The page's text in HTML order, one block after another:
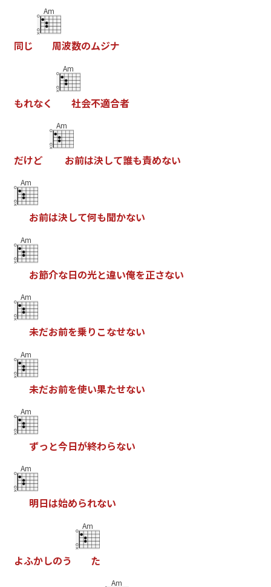
同じ
Am
周波数のムジナ
もれなく
Am
社会不適合者
だけど
Am
お前は決して誰も責めない
Am
お前は決して何も聞かない
Am
お節介な日の光と違い俺を正さない
Am
未だお前を乗り こなせない
Am
未だお前を使い果たせない
Am
ずっ と今日が終わらない
Am
明日は始められない
よふかしのう
Am
た
Am